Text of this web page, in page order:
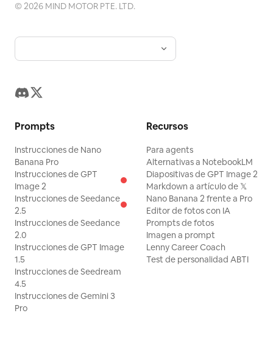
©2026 MIND MOTOR PTE. LTD.
Prompts
Instrucciones de Nano
Banana Pro
Instrucciones de GPT
Image 2
Instrucciones de Seedance
2.5
Instrucciones de Seedance
2.0
Instrucciones de GPT Image
1.5
Instrucciones de Seedream
4.5
Instrucciones de Gemini 3
Pro
Recursos
Para agents
Alternativas a NotebookLM
Diapositivas de GPT Image 2
Markdown a artículo de 𝕏
Nano Banana 2 frente a Pro
Editor de fotos con IA
Prompts de fotos
Imagen a prompt
Lenny Career Coach
Test de personalidad ABTI